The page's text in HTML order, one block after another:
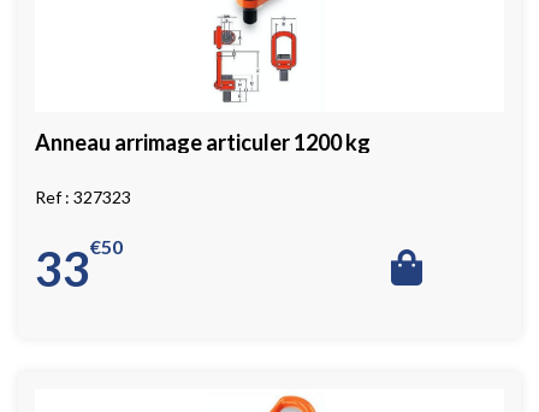
Anneau arrimage articuler 1200 kg
327323
33 50
€